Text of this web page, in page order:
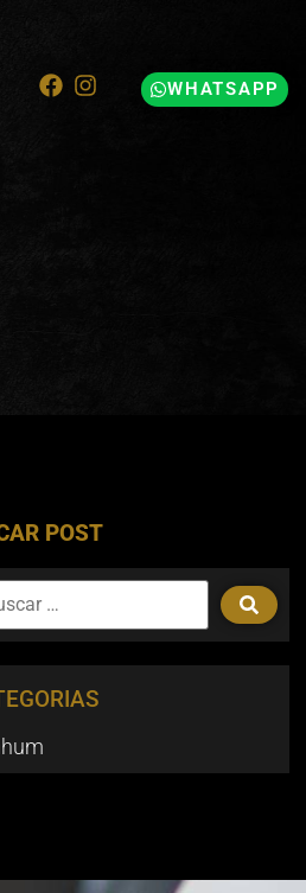
WHATSAPP
POST